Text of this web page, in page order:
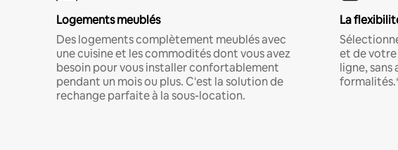
Logements meublés
Des logements complètement meublés avec
une cuisine et les commodités dont vous avez
besoin pour vous installer confortablement
pendant un mois ou plus. C'est la solution de
rechange parfaite à la sous-location.
La
et de
ligne, sans